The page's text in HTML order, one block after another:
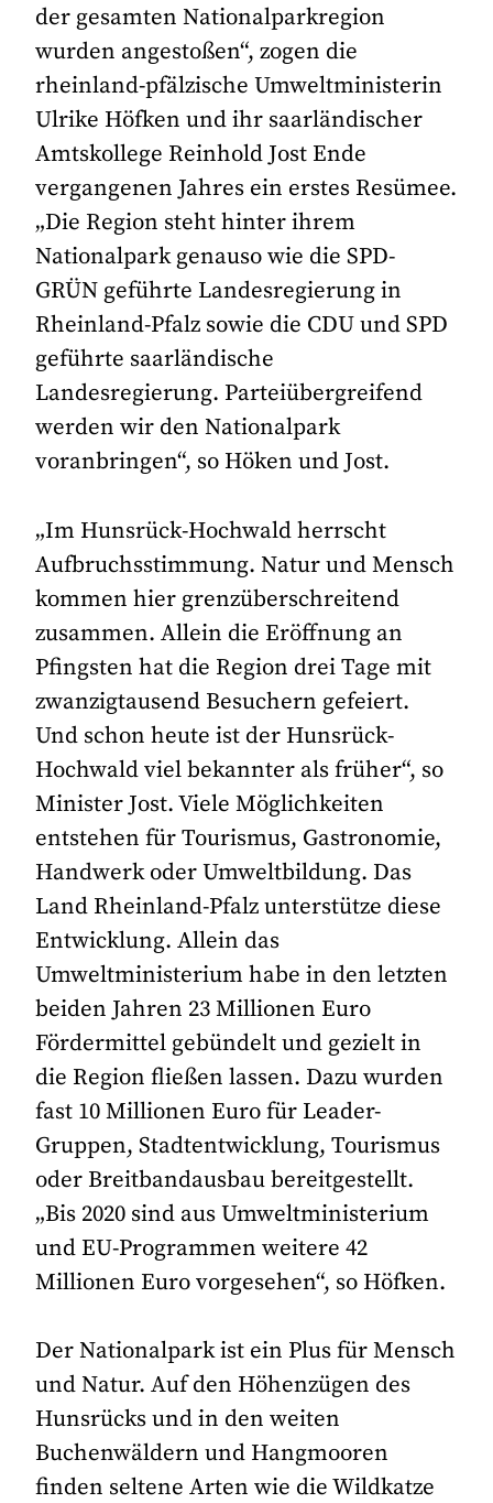
der gesamten Nationalparkregion
wurden angestoßen“, zogen die
rheinland-pfälzische Umweltministerin
Ulrike Höfken und ihr saarländischer
Amtskollege Reinhold Jost Ende
vergangenen Jahres ein erstes Resümee.
„Die Region steht hinter ihrem
Nationalpark genauso wie die SPD-
GRÜN geführte Landesregierung in
Rheinland-Pfalz sowie die CDU und SPD
geführte saarländische
Landesregierung. Parteiübergreifend
werden wir den Nationalpark
voranbringen“, so Höken und Jost.
„Im Hunsrück-Hochwald herrscht
Aufbruchsstimmung. Natur und Mensch
kommen hier grenzüberschreitend
zusammen. Allein die Eröffnung an
Pfingsten hat die Region drei Tage mit
zwanzigtausend Besuchern gefeiert.
Und schon heute ist der Hunsrück-
Hochwald viel bekannter als früher“, so
Minister Jost. Viele Möglichkeiten
entstehen für Tourismus, Gastronomie,
Handwerk oder Umweltbildung. Das
Land Rheinland-Pfalz unterstütze diese
Entwicklung. Allein das
Umweltministerium habe in den letzten
beiden Jahren 23 Millionen Euro
Fördermittel gebündelt und gezielt in
die Region fließen lassen. Dazu wurden
fast 10 Millionen Euro für Leader-
Gruppen, Stadtentwicklung, Tourismus
oder Breitbandausbau bereitgestellt.
„Bis 2020 sind aus Umweltministerium
und EU-Programmen weitere 42
Millionen Euro vorgesehen“, so Höfken.
Der Nationalpark ist ein Plus für Mensch
und Natur. Auf den Höhenzügen des
Hunsrücks und in den weiten
Buchenwäldern und Hangmooren
finden seltene Arten wie die Wildkatze